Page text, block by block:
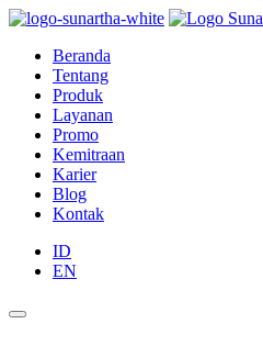
Beranda
Tentang
Produk
Layanan
Promo
Kemitraan
Karier
Blog
Kontak
ID
EN